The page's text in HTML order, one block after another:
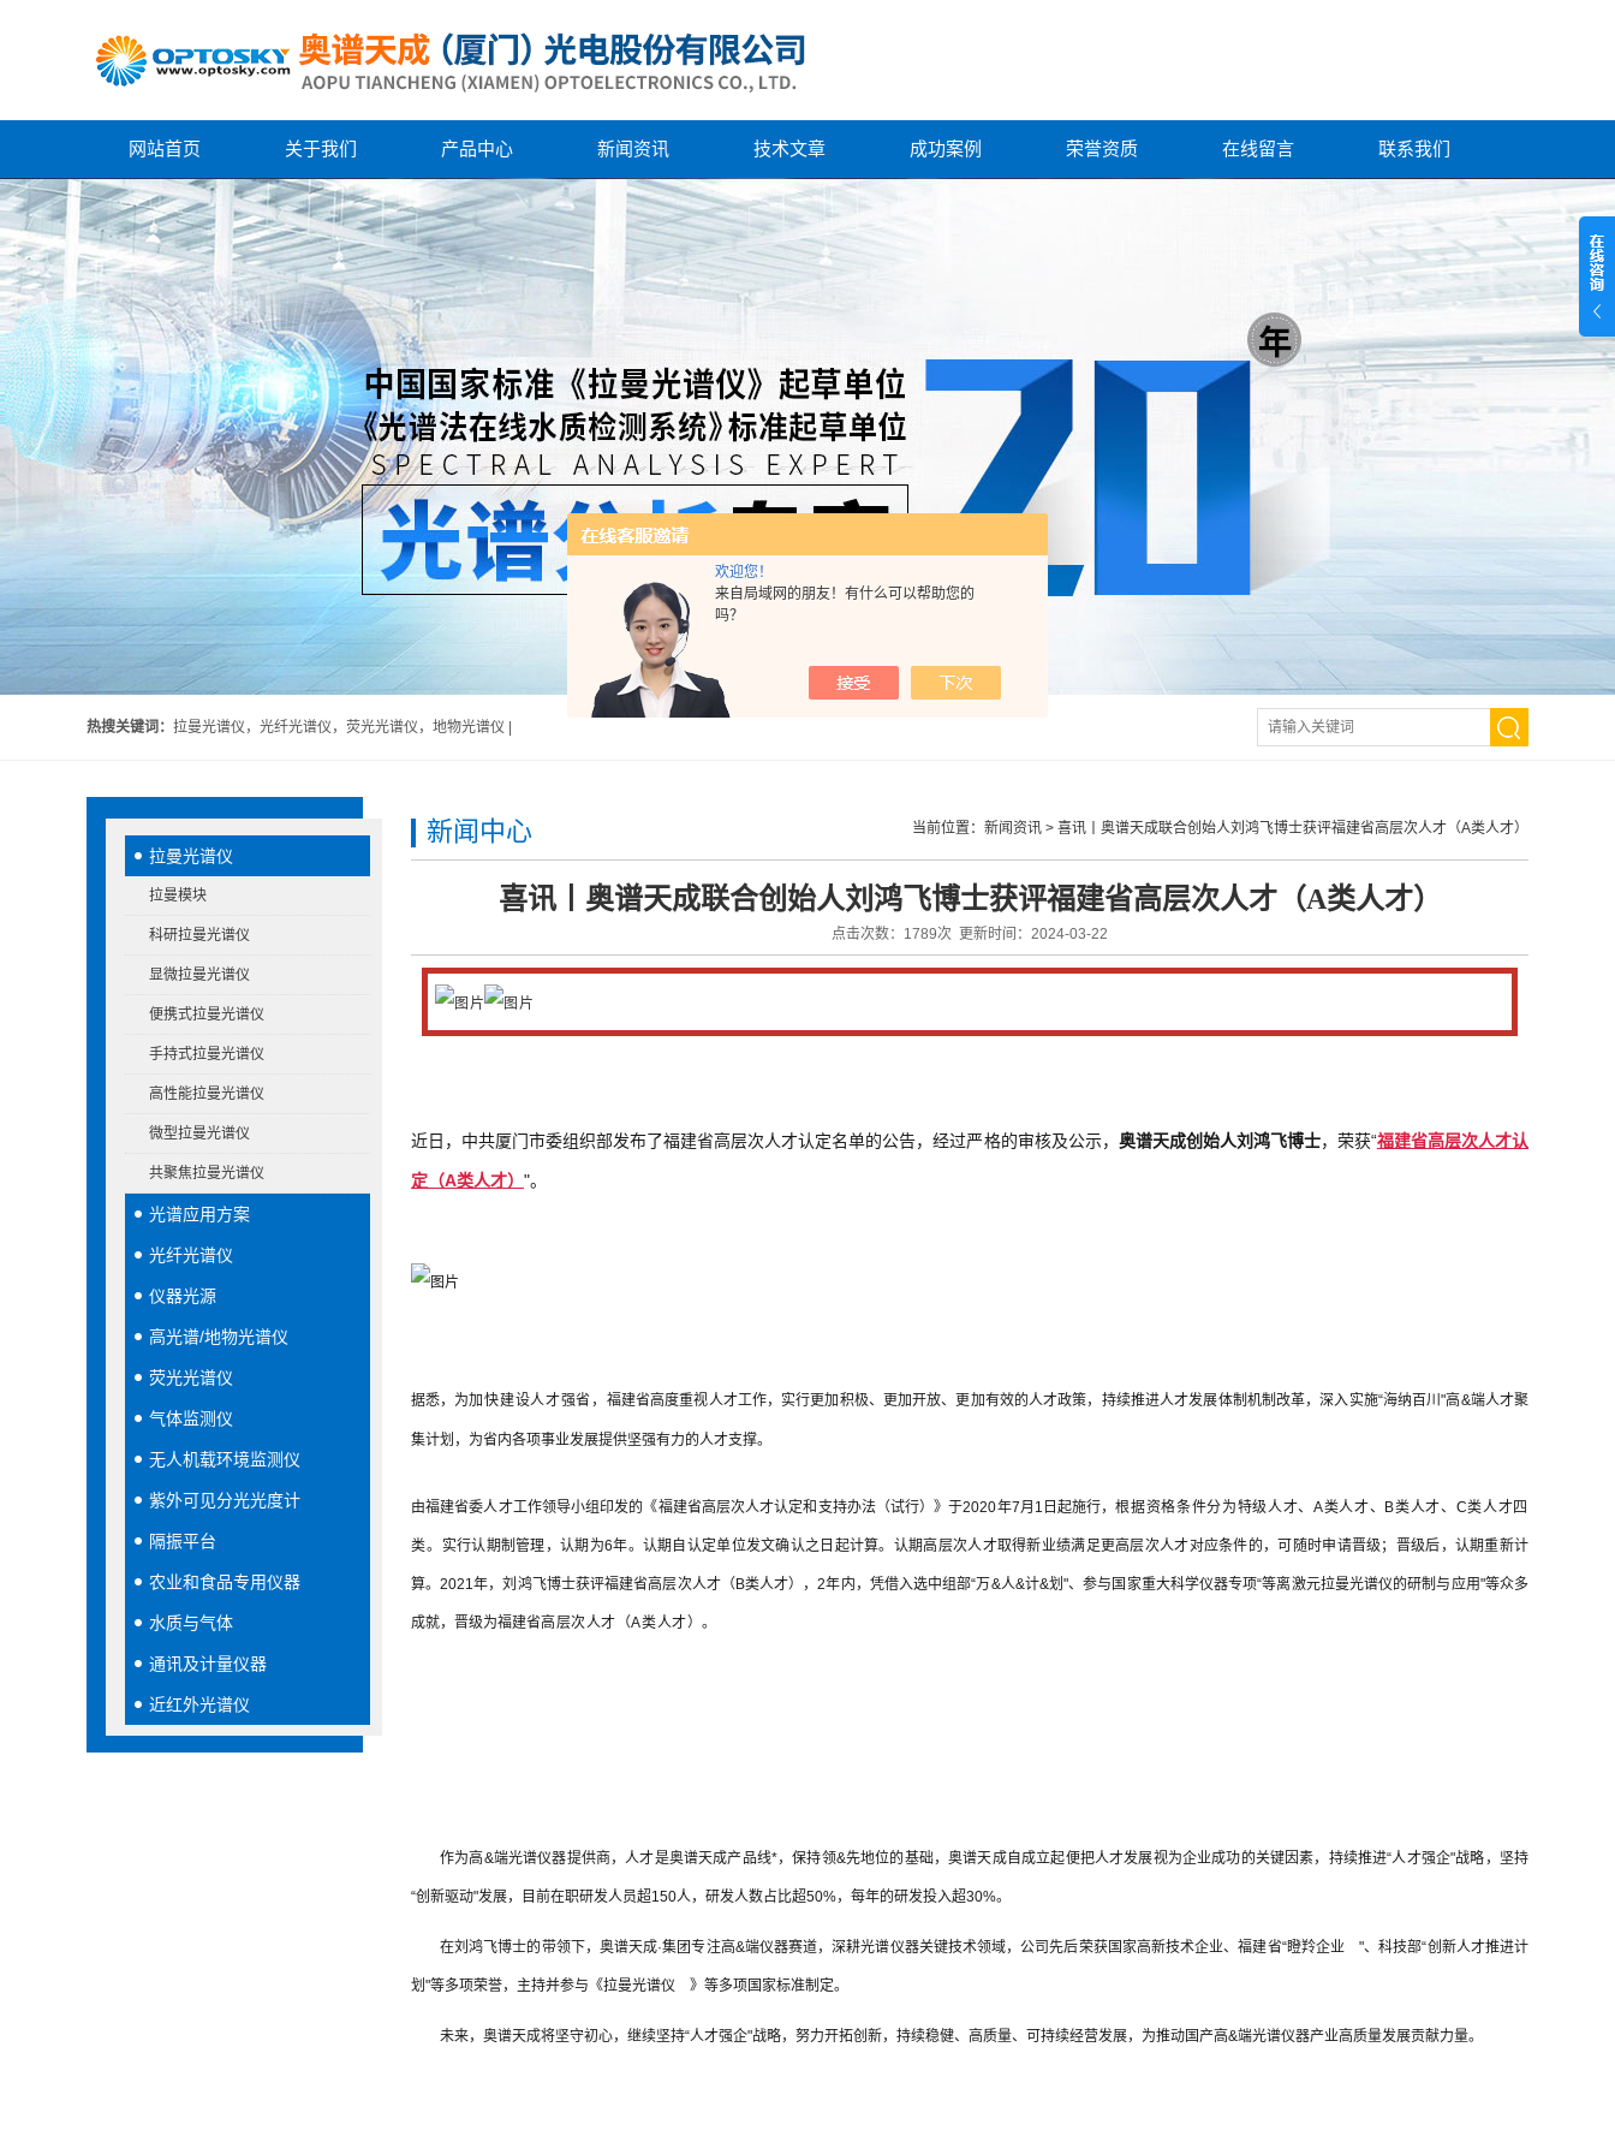
欢迎您！
来自局域网的朋友！有什么可以帮助您的
吗？
网站首页 关于我们 产品中心 新闻资讯 技术文章 成功案例 荣誉资质 在线留言 联系我们
热搜关键词： 拉曼光谱仪，光纤光谱仪，荧光光谱仪，地物光谱仪 |
拉曼光谱仪
拉曼模块
科研拉曼光谱仪
显微拉曼光谱仪
便携式拉曼光谱仪
手持式拉曼光谱仪
高性能拉曼光谱仪
微型拉曼光谱仪
共聚焦拉曼光谱仪
光谱应用方案
光纤光谱仪
仪器光源
高光谱/地物光谱仪
荧光光谱仪
气体监测仪
无人机载环境监测仪
紫外可见分光光度计
隔振平台
农业和食品专用仪器
水质与气体
通讯及计量仪器
近红外光谱仪
当前位置： 新闻资讯 > 喜讯丨奥谱天成联合创始人刘鸿飞博士获评福建省高层次人才（A类人才）
新闻中心
喜讯丨奥谱天成联合创始人刘鸿飞博士获评福建省高层次人才（A类人才）
点击次数：1789次 更新时间：2024-03-22
近日，中共厦门市委组织部发布了福建省高层次人才认定名单的公告，经过严格的审核及公示， 奥谱天成创始人刘鸿飞博士， 荣获“福建省高层次人才认
定（A类人才） "。
据悉，为加快建设人才强省， 福建省高度重视人才工作，实行更加积极、更加开放、更加有效的人才政策，持续推进人才发展体制机制改革，深入实施“海纳百川"高&端人才聚
集计划，为省内各项事业发展提供坚强有力的人才支撑。
由福建省委人才工作领导小组印发的《福建省高层次人才认定和支持办法（试行）》于2020年7月1日起施行，根据资格条件分为特级人才、A类人才、B类人才、C类人才四
类。 实行认期制管理，认期为6年。 认期自认定单位发文确认之日起计算。认期高层次人才取得新业绩满足更高层次人才对应条件的，可随时申请晋级；晋级后，认期重新计
算。2021年，刘鸿飞博士获评福建省高层次人才（B类人才），2年内，凭借入选中组部“万&人&计&划"、参与国家重大科学仪器专项“等离激元拉曼光谱仪的研制与应用"等众多
成就，晋级为福建省高层次人才（A类人才）。
作为高&端光谱仪器提供商，人才是奥谱天成产品线*，保持领&先地位的基础，奥谱天成自成立起便把人才发展视为企业成功的关键因素，持续推进“人才强企"战略，坚持
“创新驱动"发展，目前在职研发人员超150人，研发人数占比超50%，每年的研发投入超30%。
在刘鸿飞博士的带领下，奥谱天成·集团专注高&端仪器赛道，深耕光谱仪器关键技术领域，公司先后荣获国家高新技术企业、福建省“瞪羚企业 "、科技部“创新人才推进计
划"等多项荣誉，主持并参与《拉曼光谱仪 》等多项国家标准制定。
未来，奥谱天成将坚守初心，继续坚持“人才强企"战略，努力开拓创新，持续稳健、高质量、可持续经营发展，为推动国产高&端光谱仪器产业高质量发展贡献力量。